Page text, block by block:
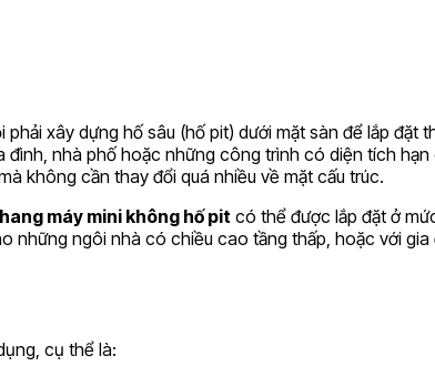
xây dựng hố sâu (hố pit) dưới mặt sàn để lắp
nhà phố hoặc những công trình có diện tích
không cần thay đổi quá nhiều về mặt cấu trúc.
máy mini không hố pit có thể được lắp đặt ở
ngôi nhà có chiều cao tầng thấp, hoặc với
cụ thể là: